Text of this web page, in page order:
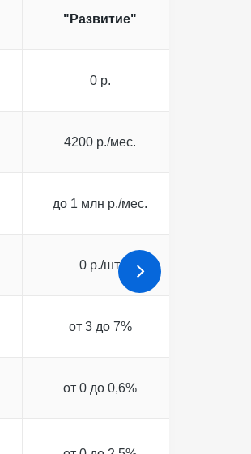
"Развитие"
0 р.
4200 р./мес.
до 1 млн р./мес.
0 р./шт.
от 3 до 7%
от 0 до 0,6%